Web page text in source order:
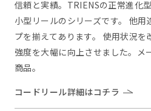
信頼と実績。TRIENSの正常進化
小型リールのシリーズです。 他
プを揃えてあります。 使用状況
強度を大幅に向上させました。メ
商品。
コードリール詳細はコチラ